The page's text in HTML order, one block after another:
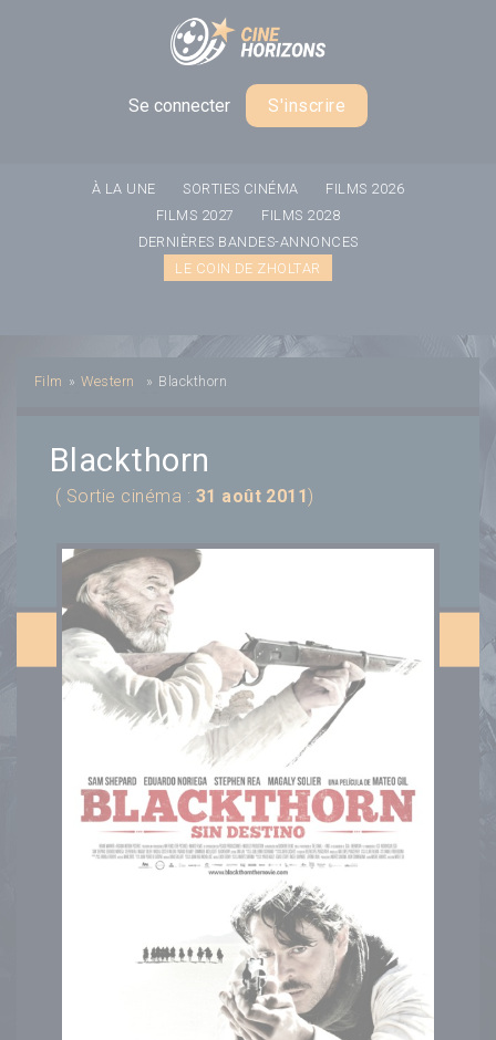
Se connecter S'inscrire
À LA UNE SORTIES CINÉMA
FILMS 2026
FILMS 2027
FILMS 2028
DERNIÈRES BANDES-ANNONCES
LE COIN DE ZHOLTAR
Film » Western » Blackthorn
Blackthorn
( Sortie cinéma : 31 août 2011)
Panneau de gestion des cookies